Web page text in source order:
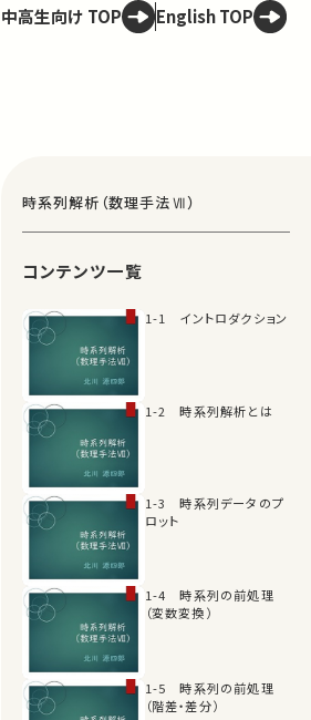
中高生向け TOP English TOP
時系列解析（数理手法Ⅶ）
コンテンツ一覧
1-1 イントロダクション
1-2 時系列解析とは
1-3 時系列データのプ
ロット
1-4 時系列の前処理
（変数変換）
1-5 時系列の前処理
（階差・差分）